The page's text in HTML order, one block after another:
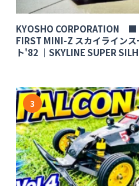
KYOSHO CORPORATION ■
FIRST MINI-Z スカイラインス
ト'82 ｜SKYLINE SUPER
3